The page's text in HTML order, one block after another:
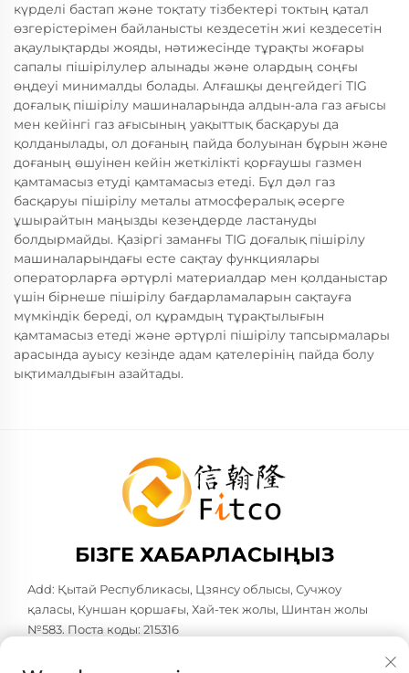
күрделі бастап және тоқтату тізбектері токтың қатал
өзгерістерімен байланысты кездесетін жиі кездесетін
ақаулықтарды жояды, нәтижесінде тұрақты жоғары
сапалы пішірілулер алынады және олардың соңғы
өңдеуі минималды болады. Алғашқы деңгейдегі TIG
доғалық пішірілу машиналарында алдын-ала газ ағысы
мен кейінгі газ ағысының уақыттық басқаруы да
қолданылады, ол доғаның пайда болуынан бұрын және
доғаның өшуінен кейін жеткілікті қорғаушы газмен
қамтамасыз етуді қамтамасыз етеді. Бұл дәл газ
басқаруы пішірілу металы атмосфералық әсерге
ұшырайтын маңызды кезеңдерде ластануды
болдырмайды. Қазіргі заманғы TIG доғалық пішірілу
машиналарындағы есте сақтау функциялары
операторларға әртүрлі материалдар мен қолданыстар
үшін бірнеше пішірілу бағдарламаларын сақтауға
мүмкіндік береді, ол құрамдың тұрақтылығын
қамтамасыз етеді және әртүрлі пішірілу тапсырмалары
арасында ауысу кезінде адам қателерінің пайда болу
ықтималдығын азайтады.
БІЗГЕ ХАБАРЛАСЫҢЫЗ
Add: Қытай Республикасы, Цзянсу облысы, Сучжоу
қаласы, Куншан қоршағы, Хай-тек жолы, Шинтан жолы
№583. Поста коды: 215316